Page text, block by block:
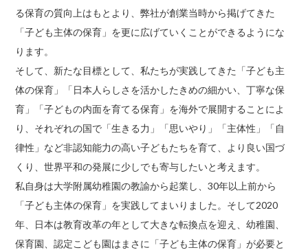
る保育の質向上はもとより、弊社が創業当時から掲げてきた
「子ども主体の保育」を更に広げていくことができるようにな
ります。
そして、新たな目標として、私たちが実践してきた「子ども主
体の保育」「日本人らしさを活かしたきめの細かい、丁寧な保
育」「子どもの内面を育てる保育」を海外で展開することによ
り、それぞれの国で「生きる力」「思いやり」「主体性」「自
律性」など非認知能力の高い子どもたちを育て、より良い国づ
くり、世界平和の発展に少しでも寄与したいと考えます。
私自身は大学附属幼稚園の教諭から起業し、30年以上前から
「子ども主体の保育」を実践してまいりました。そして2020
年、日本は教育改革の年として大きな転換点を迎え、幼稚園、
保育園、認定こども園はまさに「子ども主体の保育」が必要と